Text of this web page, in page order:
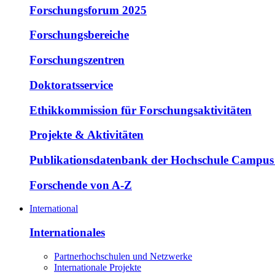
Forschungsforum 2025
Forschungsbereiche
Forschungszentren
Doktoratsservice
Ethikkommission für Forschungsaktivitäten
Projekte & Aktivitäten
Publikationsdatenbank der Hochschule
Forschende von A-Z
International
Internationales
Partnerhochschulen und Netzwerke
Internationale Projekte